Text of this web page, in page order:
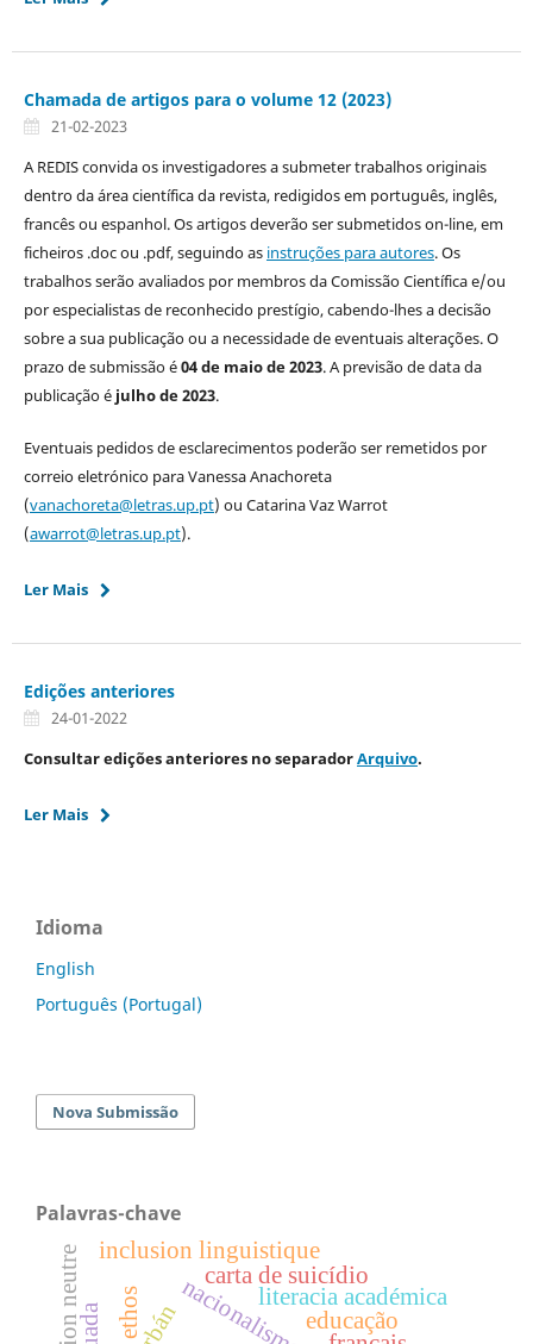
Chamada de artigos para o volume 12 (2023)
21-02-2023
A REDIS convida os investigadores a submeter trabalhos originais
dentro da área científica da revista, redigidos em português, inglês,
francês ou espanhol. Os artigos deverão ser submetidos on-line, em
ficheiros .doc ou .pdf, seguindo as instruções para autores. Os
trabalhos serão avaliados por membros da Comissão Científica e/ou
por especialistas de reconhecido prestígio, cabendo-lhes a decisão
sobre a sua publicação ou a necessidade de eventuais alterações. O
prazo de submissão é04 de maio de 2023. A previsão de data da
publicação é julho de 2023.
Eventuais pedidos de esclarecimentos poderão ser remetidos por
correio eletrónico para Vanessa Anachoreta
(vanachoreta@letras.up.pt) ou Catarina Vaz Warrot
(awarrot@letras.up.pt).
Ler Mais
Edições anteriores
24-01-2022
Consultar edições anteriores no separadorArquivo.
Ler Mais
Idioma
English
Português (Portugal)
Nova Submissão
Palavras-chave
nacionalismoliteracia académica
carta de suicídio
ethos
inclusion linguistique
educação